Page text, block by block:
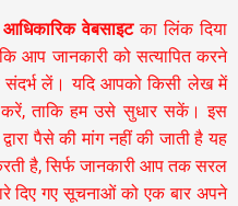
आधिकारिक वेबसाइटका लिंक दिया
आप जानकारी को सत्यापित करने
लें। यदि आपको किसी लेख में
करें, ताकि हम उसे सुधार सकें। इस
पैसे की मांग नहीं की जाती है यह
है,सिर्फ जानकारी आप तक सरल
दिए गए सूचनाओं को एक बार अपने